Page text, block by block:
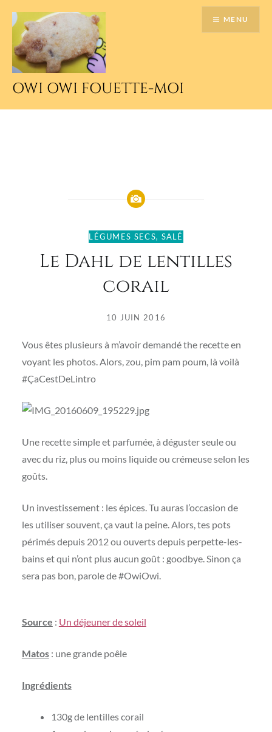
contenu
principal
OWI OWI FOUETTE-MOI
MENU
LÉGUMES SECS, SALÉ
Le Dahl de lentilles
corail
10 JUIN 2016
Vous êtes plusieurs à m’avoir demandé the recette en
voyant les photos. Alors, zou, pim pam poum, là voilà
#ÇaCestDeLintro
Une recette simple et parfumée, à déguster seule ou
avec du riz, plus ou moins liquide ou crémeuse selon les
goûts.
Un investissement : les épices. Tu auras l’occasion de
les utiliser souvent, ça vaut la peine. Alors, tes pots
périmés depuis 2012 ou ouverts depuis perpette-les-
bains et qui n’ont plus aucun goût : goodbye. Sinon ça
sera pas bon, parole de #OwiOwi.
Source : Un déjeuner de soleil
Matos: une grande poêle
Ingrédients
130g de lentilles corail